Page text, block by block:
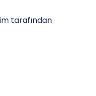
tarafından